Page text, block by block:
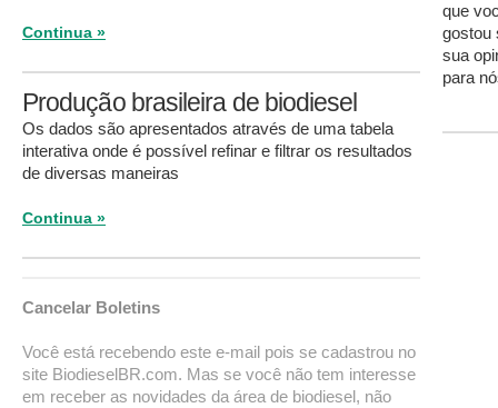
Continua »
Produção brasileira de biodiesel
Os dados são apresentados através de uma tabela
interativa onde é possível refinar e filtrar os resultados
de diversas maneiras
Continua »
Cancelar Boletins
Você está recebendo este e-mail pois se cadastrou no
site BiodieselBR.com. Mas se você não tem interesse
em receber as novidades da área de biodiesel, não
que
gostou
sua
para